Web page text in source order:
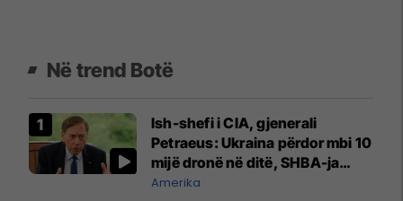
Në trend Botë
Ish-shefi i CIA, gjenerali
Petraeus: Ukraina përdor mbi 10
mijë dronë në ditë, SHBA-ja
mbetet shumë prapa në
Amerika